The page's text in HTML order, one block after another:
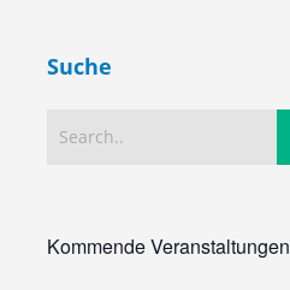
Suche
Kommende Veranstaltungen